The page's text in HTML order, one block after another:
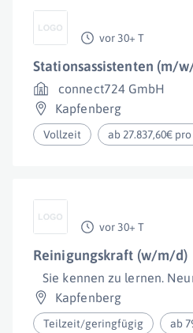
vor 30+ T
Stationsassistenten (m/
connect724 GmbH
Kapfenberg
Vollzeit ab 27.837,60€
vor 30+ T
Reinigungskraft (w/m/d)
Sie kennen zu lernen.
Kapfenberg
Teilzeit/geringfügig ab